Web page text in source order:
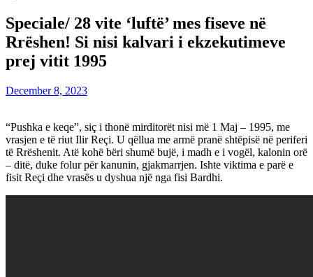
Speciale/ 28 vite ‘luftë’ mes fiseve në
Rrëshen! Si nisi kalvari i ekzekutimeve
prej vitit 1995
December 8, 2023
“Pushka e keqe”, siç i thonë mirditorët nisi më 1 Maj – 1995, me
vrasjen e të riut Ilir Reçi. U qëllua me armë pranë shtëpisë në periferi
të Rrëshenit. Atë kohë bëri shumë bujë, i madh e i vogël, kalonin orë
– ditë, duke folur për kanunin, gjakmarrjen. Ishte viktima e parë e
fisit Reçi dhe vrasës u dyshua një nga fisi Bardhi.